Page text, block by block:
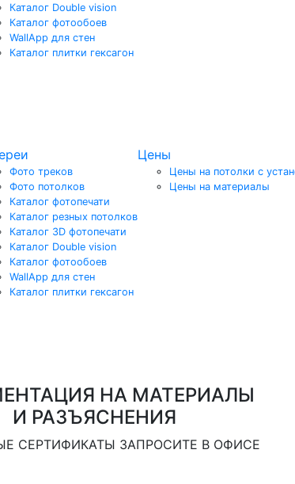
Каталог Double vision
Каталог фотообоев
WallApp для стен
Каталог плитки гексагон
Фото треков
Фото потолков
Каталог фотопечати
Каталог резных потолков
Каталог 3D фотопечати
Каталог Double vision
Каталог фотообоев
WallApp для стен
Каталог плитки гексагон
Цены
Цены на потолки с
Цены на материалы
НА МАТЕРИАЛЫ
И РАЗЪЯСНЕНИЯ
СЕРТИФИКАТЫ ЗАПРОСИТЕ В ОФИСЕ